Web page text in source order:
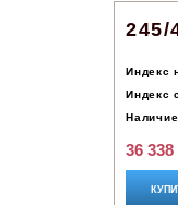
245/
Индекс
Индекс
36